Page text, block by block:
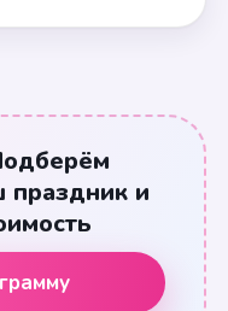
праздник и